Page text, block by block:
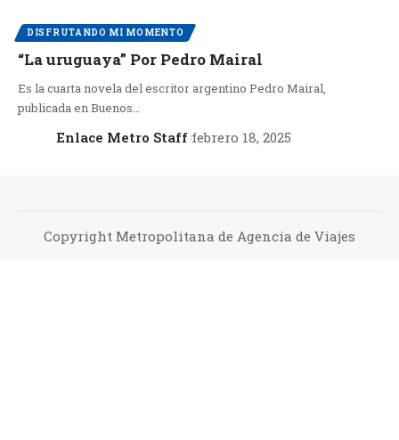
DISFRUTANDO MI MOMENTO
“La uruguaya” Por Pedro Mairal
Es la cuarta novela del escritor argentino Pedro Mairal,
publicada en Buenos…
Enlace Metro Staff febrero 18, 2025
Copyright Metropolitana de Agencia de Viajes